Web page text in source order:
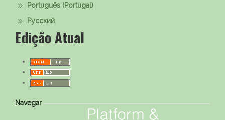
Português (Portugal)
Русский
Edição Atual
Navegar